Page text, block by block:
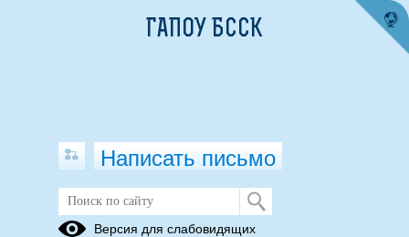
Контакты
ГАПОУ БССК
Написать письмо
Версия для слабовидящих